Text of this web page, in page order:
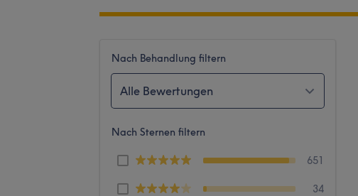
Nach Behandlung filtern
Alle Bewertungen
Nach Sternen filtern
651
34